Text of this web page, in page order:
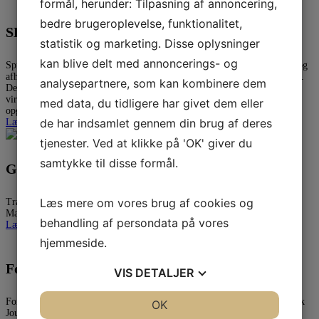
SPROGENSE 2026
Sprogense er en festival for sprog, som arrangeres af Dansk Sprognævn og
afholdes i Bogense. Translatørforeningen stillede igen i 2026 med en bod.
Denne gang var alle boderne placeret på samme torv, hvilket fungerede
virkelig godt og gav en god markedsstemning. Som tidligere tilbød vi
opgaver a la krydsord til børn og voksne for at [...]
Læs mere
Generalforsamling maj 2026 - ny formand
Translatørforeningen afholdt i maj 2026 generalforsamling hos Dansk
Magisterforening....
Læs mere
Forum for Billedmedieoversættere (FBO)
Forum for Billedmedieoversættere (FBO) – en specialgruppe under Dansk
Journalistforbund – har tidligere udarbejdet retningslinjer for
formål, herunder: Tilpasning af annoncering,
bedre brugeroplevelse, funktionalitet,
statistik og marketing. Disse oplysninger
kan blive delt med annoncerings- og
analysepartnere, som kan kombinere dem
med data, du tidligere har givet dem eller
de har indsamlet gennem din brug af deres
tjenester. Ved at klikke på 'OK' giver du
samtykke til disse formål.
Læs mere om vores brug af cookies og
behandling af persondata på vores
hjemmeside.
VIS DETALJER
OK